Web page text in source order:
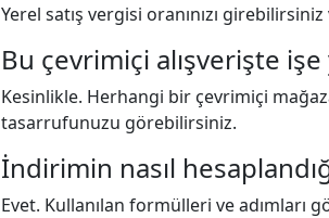
Yerel satış vergisi oranınızı
Bu çevrimiçi alışverişte işe
Kesinlikle. Herhangi bir çevrimiçi
tasarrufunuzu görebilirsiniz.
İndirimin nasıl
Evet. Kullanılan formülleri ve adımları